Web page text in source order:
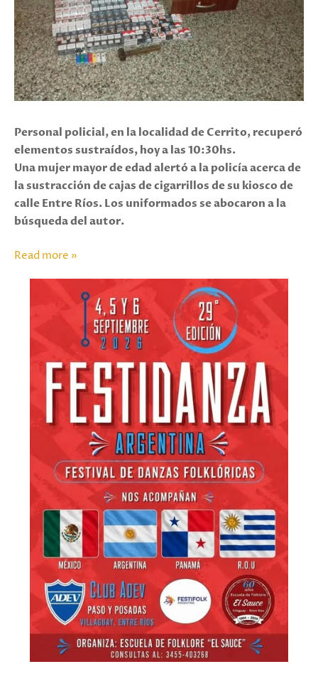
Personal policial, en la localidad de Cerrito, recuperó
elementos sustraídos, hoy a las 10:30hs.
Una mujer mayor de edad alertó a la policía acerca de
la sustracción de cajas de cigarrillos de su kiosco de
calle Entre Ríos. Los uniformados se abocaron a la
búsqueda del autor.
Read more »